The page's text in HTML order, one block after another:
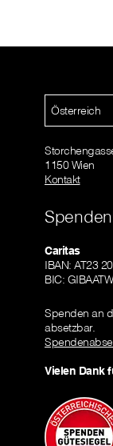
Österreich
1150 Wien
Kontakt
Caritas
IBAN: AT23
BIC:
Spenden an
absetzbar.
Vielen Dank